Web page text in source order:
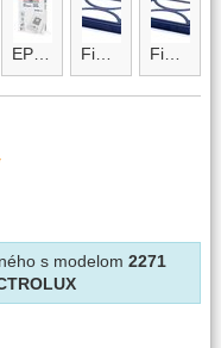
EP-BAG-micro maxi FiS04 FiS05
s modelom 2271